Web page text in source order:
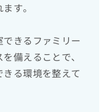
す。
きるファミリー
備えることで、
る環境を整えて